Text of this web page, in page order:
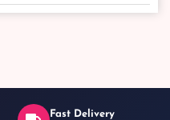
Fast Delivery